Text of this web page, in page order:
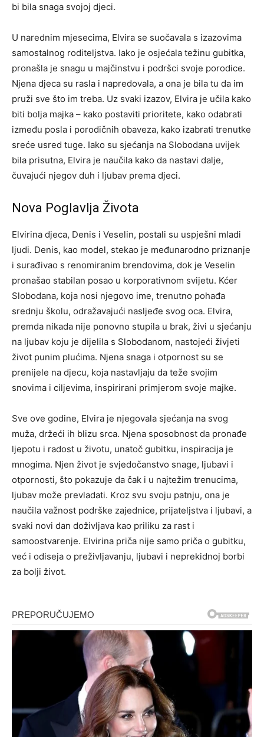
bi bila snaga svojoj djeci.
U narednim mjesecima, Elvira se suočavala s izazovima
samostalnog roditeljstva. Iako je osjećala težinu gubitka,
pronašla je snagu u majčinstvu i podršci svoje porodice.
Njena djeca su rasla i napredovala, a ona je bila tu da im
pruži sve što im treba. Uz svaki izazov, Elvira je učila kako
biti bolja majka – kako postaviti prioritete, kako odabrati
između posla i porodičnih obaveza, kako izabrati trenutke
sreće usred tuge. Iako su sjećanja na Slobodana uvijek
bila prisutna, Elvira je naučila kako da nastavi dalje,
čuvajući njegov duh i ljubav prema djeci.
Nova Poglavlja Života
Elvirina djeca, Denis i Veselin, postali su uspješni mladi
ljudi. Denis, kao model, stekao je međunarodno priznanje
i surađivao s renomiranim brendovima, dok je Veselin
pronašao stabilan posao u korporativnom svijetu. Kćer
Slobodana, koja nosi njegovo ime, trenutno pohađa
srednju školu, odražavajući nasljeđe svog oca. Elvira,
premda nikada nije ponovno stupila u brak, živi u sjećanju
na ljubav koju je dijelila s Slobodanom, nastojeći živjeti
život punim plućima. Njena snaga i otpornost su se
prenijele na djecu, koja nastavljaju da teže svojim
snovima i ciljevima, inspirirani primjerom svoje majke.
Sve ove godine, Elvira je njegovala sjećanja na svog
muža, držeći ih blizu srca. Njena sposobnost da pronađe
ljepotu i radost u životu, unatoč gubitku, inspiracija je
mnogima. Njen život je svjedočanstvo snage, ljubavi i
otpornosti, što pokazuje da čak i u najtežim trenucima,
ljubav može prevladati. Kroz svu svoju patnju, ona je
naučila važnost podrške zajednice, prijateljstva i ljubavi, a
svaki novi dan doživljava kao priliku za rast i
samoostvarenje. Elvirina priča nije samo priča o gubitku,
već i odiseja o preživljavanju, ljubavi i neprekidnoj borbi
za bolji život.